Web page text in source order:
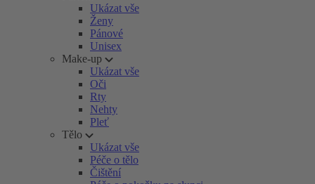
Ukázat vše
Ženy
Pánové
Unisex
Make-up
Ukázat vše
Oči
Rty
Nehty
Pleť
Tělo
Ukázat vše
Péče o tělo
Čištění